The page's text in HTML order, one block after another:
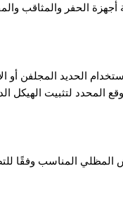
الحفر والمثاقب
الحديد المجلفن أو
المحدد لتثبيت الهيكل
المظلي المناسب وفقًا